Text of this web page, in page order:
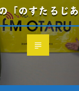
「のすたるじ